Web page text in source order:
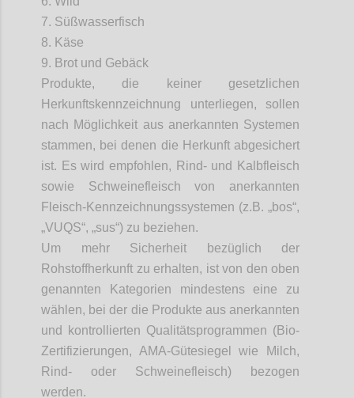
7. Süßwasserfisch
8. Käse
9. Brot und Gebäck
Produkte, die keiner gesetzlichen
Herkunftskennzeichnung unterliegen, sollen
nach Möglichkeit aus anerkannten Systemen
stammen, bei denen die Herkunft abgesichert
ist. Es wird empfohlen, Rind- und Kalbfleisch
sowie Schweinefleisch von anerkannten
Fleisch-Kennzeichnungssystemen (z.B. „bos“,
„VUQS“, „sus“) zu beziehen.
Um mehr Sicherheit bezüglich der
Rohstoffherkunft zu erhalten, ist von den oben
genannten Kategorien mindestens eine zu
wählen, bei der die Produkte aus anerkannten
und kontrollierten Qualitätsprogrammen (Bio-
Zertifizierungen, AMA-Gütesiegel wie Milch,
Rind- oder Schweinefleisch) bezogen
werden.